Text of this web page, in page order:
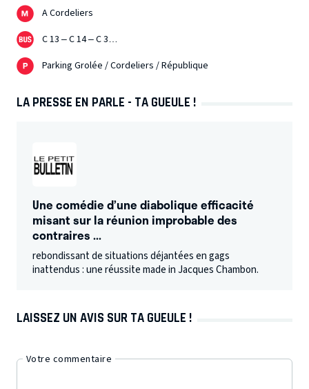
A Cordeliers
C 13 – C 14 – C 3…
Parking Grolée / Cordeliers / République
LA PRESSE EN PARLE - TA GUEULE !
Une comédie d’une diabolique efficacité
misant sur la réunion improbable des
contraires ...
rebondissant de situations déjantées en gags
inattendus : une réussite made in Jacques Chambon.
LAISSEZ UN AVIS SUR TA GUEULE !
Votre commentaire